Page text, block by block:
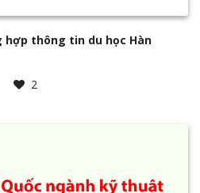
hợp thông tin du học Hàn
2